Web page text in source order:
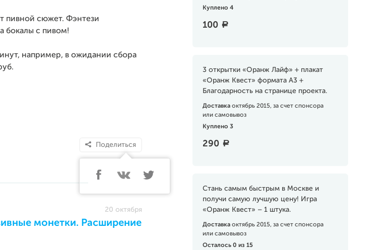
Куплено 4
100 a
3 открытки «Оранж Лайф» + плакат
«Оранж Квест» формата А3 +
Благодарность на странице проекта.
Доставка октябрь 2015, за счет спонсора
или самовывоз
Куплено 3
290 a
Стань самым быстрым в Москве и
получи самую лучшую цену! Игра
«Оранж Квест» – 1 штука.
Доставка октябрь 2015, за счет спонсора
или самовывоз
Осталось 0 из 15
пивной сюжет. Фэнтези
бокалы с пивом!
например, в ожидании сбора
Поделиться
20 октября
монетки. Расширение